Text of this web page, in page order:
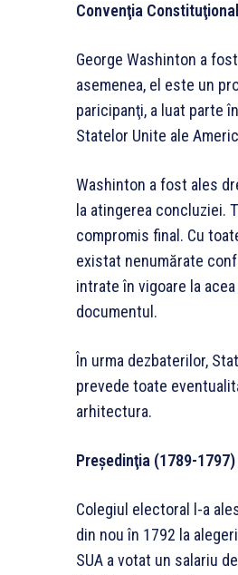
Convenţia
George Washinton a
asemenea, el este un
paricipanţi, a luat parte
Statelor Unite ale
Washinton a fost ales
la atingerea concluziei.
compromis final. Cu
existat nenumărate
intrate în vigoare la
documentul.
În urma dezbaterilor,
prevede toate
arhitectura.
Preşedinţia (1789-1797)
Colegiul electoral l-a
din nou în 1792 la
SUA a votat un salariu